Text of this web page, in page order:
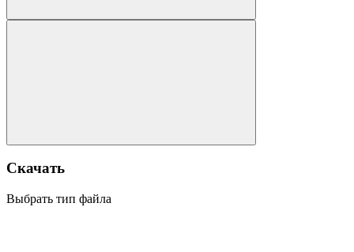
Скачать
Выбрать тип файла